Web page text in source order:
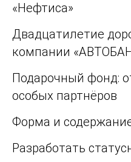
«Нефтиса»
Двадцатилетие
компании
Подарочный фонд:
особых партнёров
Форма и
Разработать